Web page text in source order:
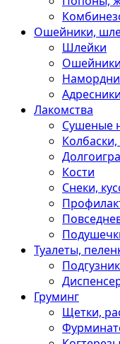
Ошейники,
Шлейки
Ошейники
Лакомства
Сушеные
Кости
Снеки,
Туалеты,
Груминг
Щетки,